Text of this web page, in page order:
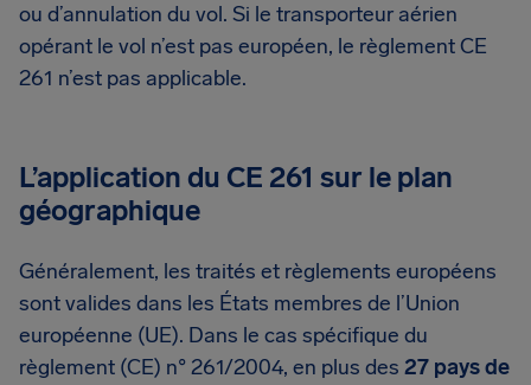
ou d’annulation du vol. Si le transporteur aérien
opérant le vol n’est pas européen, le règlement CE
261 n’est pas applicable.
L’application du CE 261 sur le plan
géographique
Généralement, les traités et règlements européens
sont valides dans les États membres de l’Union
européenne (UE). Dans le cas spécifique du
règlement (CE) n° 261/2004, en plus des 27 pays de